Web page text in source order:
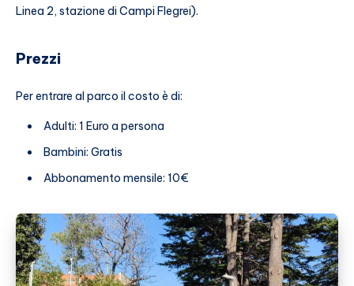
Linea 2, stazione di Campi Flegrei).
Prezzi
Per entrare al parco il costo è di:
Adulti: 1 Euro a persona
Bambini: Gratis
Abbonamento mensile: 10€